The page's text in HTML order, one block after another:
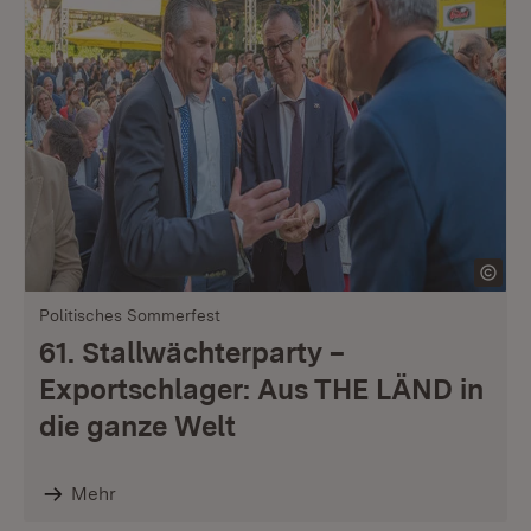
Politisches Sommerfest
61. Stallwächterparty –
Exportschlager: Aus THE LÄND in
die ganze Welt
Mehr